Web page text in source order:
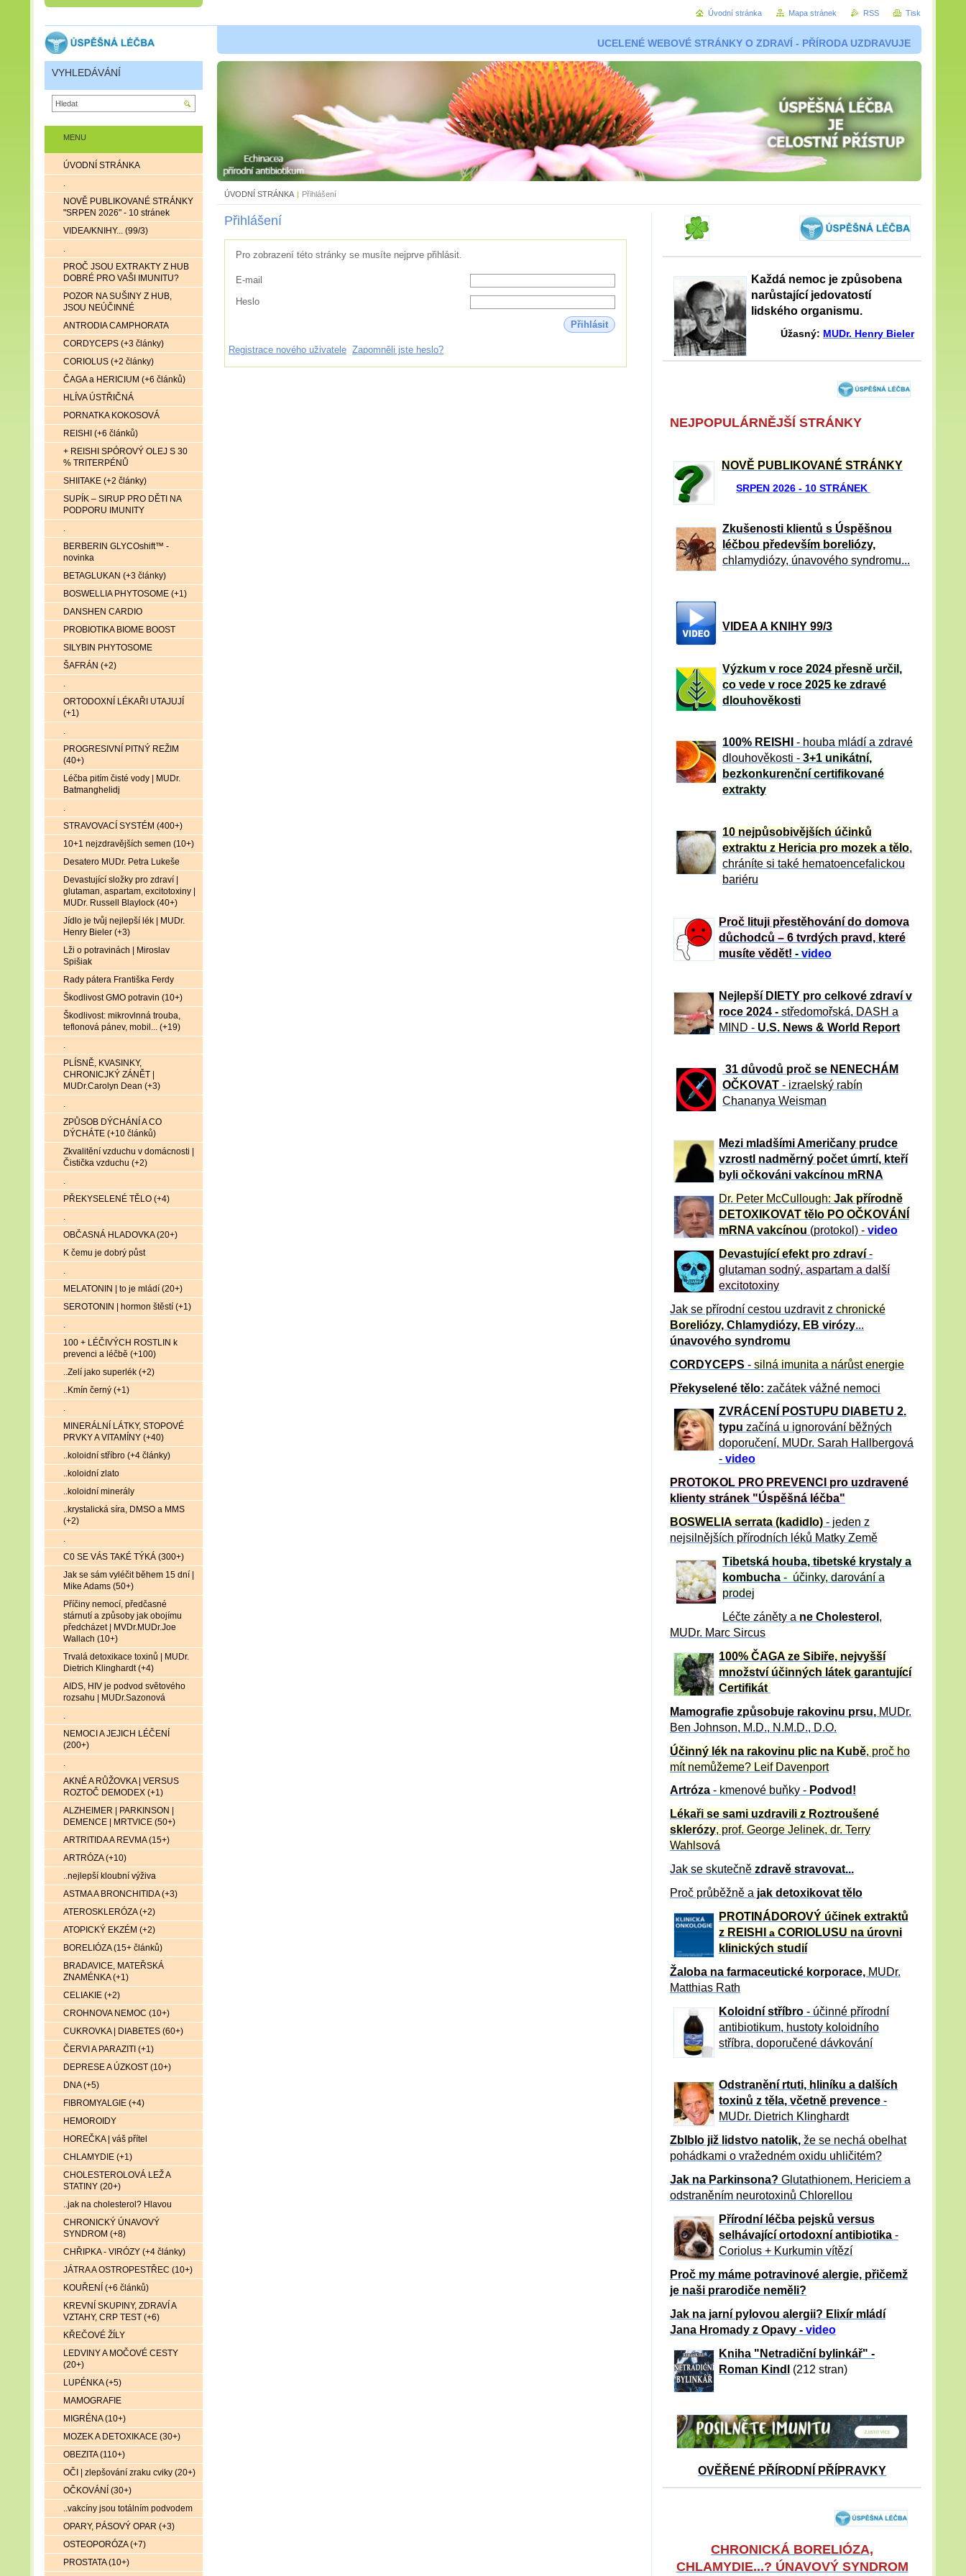
UCELENÉ WEBOVÉ STRÁNKY O ZDRAVÍ - PŘÍRODA UZDRAVUJE
ÚVODNÍ STRÁNKA | Přihlášení
Přihlášení
Pro zobrazení této stránky se musíte nejprve přihlásit.
E-mail
Heslo
Přihlásit
Registrace nového uživatele Zapomněli jste heslo?
Každá nemoc je způsobena
narůstající jedovatostí
lidského organismu.
Úžasný: MUDr. Henry Bieler
NEJPOPULÁRNĚJŠÍ STRÁNKY
NOVĚ PUBLIKOVANÉ STRÁNKY
SRPEN 2026 - 10 STRÁNEK
Zkušenosti klientů s Úspěšnou
léčbou především boreliózy,
chlamydiózy, únavového syndromu...
VIDEA A KNIHY 99/3
Výzkum v roce 2024 přesně určil,
co vede v roce 2025 ke zdravé
dlouhověkosti
100% REISHI
- houba mládí a zdravé
dlouhověkosti - 3+1 unikátní,
bezkonkurenční certifikované
extrakty
10 nejpůsobivějších účinků
extraktu z Hericia pro mozek a tělo,
chráníte si také hematoencefalickou
bariéru
Proč lituji přestěhování do domova
důchodců – 6 tvrdých pravd, které
musíte vědět! - video
Nejlepší DIETY pro celkové zdraví v
roce 2024 - středomořská, DASH a
MIND - U.S. News & World Report
31 důvod ů proč se NENECHÁM
OČKOVAT - izraelský rabín
Chananya Weisman
Mezi mladšími Američany prudce
vzrostl nadměrný počet úmrtí, kteří
byli očkováni vakcínou mRNA
Dr. Peter McCullough: Jak přírodně
DETOXIKOVAT tělo PO OČKOVÁNÍ
mRNA vakcínou (protokol) - video
Devastující efekt pro zdraví-
glutaman sodný, aspartam a další
excitotoxiny
Jak se přírodní cestou uzdravit z chronické
Boreliózy, Chlamydiózy, EB virózy...
únavového syndromu
CORDYCEPS - silná imunita a nárůst energie
Překyselené tělo: začátek vážné nemoci
ZVRÁCE NÍ POSTUPU DIABETU 2.
typu začíná u ignorování běžných
doporučení, MUDr. Sarah Hallbergová
- video
PROTOKOL PRO PREVENCI pro uzdravené
klienty stránek "Úspěšná léčba"
BOSWELIA serrata (kadidlo) - jeden z
nejsilnějších přírodních léků Matky Země
Tibetská houba, tibetské krystaly a
kombucha - účinky, darování a
prodej
Léčte záněty a ne Cholesterol ,
MUDr. Marc Sircus
100% ČAGA ze Sibiře, nejvyšší
množství účinných látek garantující
Certifikát
Mamografie způsobuje rakovinu prsu, MUDr.
Ben Johnson, M.D., N.M.D., D.O.
Účinný lék na rakovinu plic na Kubě, proč ho
mít nemůžeme? Leif Davenport
Artróza - kmenové buňky - Podvod!
Lékaři se sami uzdravili z Roztroušené
sklerózy, prof. George Jelinek, dr. Terry
Wahlsová
Jak se skutečně zdravě stravovat...
Proč průběžně a jak detoxikovat tělo
PROTINÁDOROVÝ účinek extraktů
z REISHI a CORIOLUSU na úrovni
klinických studií
Žaloba na farmaceutické korporace, MUDr.
Matthias Rath
Koloidní stříbro- účinné přírodní
antibiotikum, hustoty koloidního
stříbra, doporučené dávkování
Odstranění rtuti, hliníku a dalších
toxinů z těla, včetně prevence -
MUDr. Dietrich Klinghardt
Zblblo již lidstvo natolik, že se nechá obelhat
pohádkami o vražedném oxidu uhličitém?
Jak na Parkinsona? Glutathionem, Hericiem a
odstraněním neurotoxinů Chlorellou
Přírodní léčba pejsků versus
selhávající ortodoxní antibiotika -
Coriolus + Kurkumin vítězí
Proč my máme potravinové alergie, přičemž
je naši prarodiče neměli?
Jak na jarní pylovou alergii? Elixír mládí
Jana Hromady z Opavy - video
Kniha "Netradiční bylinkář" -
Roman Kindl
(212 stran)
OVĚŘENÉ PŘÍRODNÍ PŘÍPRAVKY
CHRONICKÁ BORELIÓZA,
CHLAMYDIE...? ÚNAVOVÝ SYNDROM
MENU
ÚVODNÍ STRÁNKA
.
NOVĚ PUBLIKOVANÉ STRÁNKY
"SRPEN 2026" - 10 stránek
VIDEA/KNIHY... (99/3)
.
PROČ JSOU EXTRAKTY Z HUB
DOBRÉ PRO VAŠI IMUNITU?
POZOR NA SUŠINY Z HUB,
JSOU NEÚČINNÉ
ANTRODIA CAMPHORATA
CORDYCEPS (+3 články)
CORIOLUS (+2 články)
ČAGA a HERICIUM (+6 článků)
HLÍVA ÚSTŘIČNÁ
PORNATKA KOKOSOVÁ
REISHI (+6 článků)
+ REISHI SPÓROVÝ OLEJ S 30
% TRITERPÉNŮ
SHIITAKE (+2 články)
SUPÍK – SIRUP PRO DĚTI NA
PODPORU IMUNITY
.
BERBERIN GLYCOshift™ -
novinka
BETAGLUKAN (+3 články)
BOSWELLIA PHYTOSOME (+1)
DANSHEN CARDIO
PROBIOTIKA BIOME BOOST
SILYBIN PHYTOSOME
ŠAFRÁN (+2)
.
ORTODOXNÍ LÉKAŘI UTAJUJÍ
(+1)
.
PROGRESIVNÍ PITNÝ REŽIM
(40+)
Léčba pitím čisté vody | MUDr.
Batmanghelidj
.
STRAVOVACÍ SYSTÉM (400+)
10+1 nejzdravějších semen (10+)
Desatero MUDr. Petra Lukeše
Devastující složky pro zdraví |
glutaman, aspartam, excitotoxiny |
MUDr. Russell Blaylock (40+)
Jídlo je tvůj nejlepší lék | MUDr.
Henry Bieler (+3)
Lži o potravinách | Miroslav
Spišiak
Rady pátera Františka Ferdy
Škodlivost GMO potravin (10+)
Škodlivost: mikrovlnná trouba,
teflonová pánev, mobil... (+19)
.
PLÍSNĚ, KVASINKY,
CHRONICJKÝ ZÁNĚT |
MUDr.Carolyn Dean (+3)
.
ZPŮSOB DÝCHÁNÍ A CO
DÝCHÁTE (+10 článků)
Zkvalitění vzduchu v domácnosti |
Čistička vzduchu (+2)
.
PŘEKYSELENÉ TĚLO (+4)
.
OBČASNÁ HLADOVKA (20+)
K čemu je dobrý půst
.
MELATONIN | to je mládí (20+)
SEROTONIN | hormon štěstí (+1)
.
100 + LÉČIVÝCH ROSTLIN k
prevenci a léčbě (+100)
..Zelí jako superlék (+2)
..Kmín černý (+1)
.
MINERÁLNÍ LÁTKY, STOPOVÉ
PRVKY A VITAMÍNY (+40)
..koloidní stříbro (+4 články)
..koloidní zlato
..koloidní minerály
..krystalická síra, DMSO a MMS
(+2)
.
C0 SE VÁS TAKÉ TÝKÁ (300+)
Jak se sám vyléčit během 15 dní |
Mike Adams (50+)
Příčiny nemocí, předčasné
stárnutí a způsoby jak obojímu
předcházet | MVDr.MUDr.Joe
Wallach (10+)
Trvalá detoxikace toxinů | MUDr.
Dietrich Klinghardt (+4)
AIDS, HIV je podvod světového
rozsahu | MUDr.Sazonová
.
NEMOCI A JEJICH LÉČENÍ
(200+)
.
AKNÉ A RŮŽOVKA | VERSUS
ROZTOČ DEMODEX (+1)
ALZHEIMER | PARKINSON |
DEMENCE | MRTVICE (50+)
ARTRITIDA A REVMA (15+)
ARTRÓZA (+10)
..nejlepší kloubní výživa
ASTMA A BRONCHITIDA (+3)
ATEROSKLERÓZA (+2)
ATOPICKÝ EKZÉM (+2)
BORELIÓZA (15+ článků)
BRADAVICE, MATEŘSKÁ
ZNAMÉNKA (+1)
CELIAKIE (+2)
CROHNOVA NEMOC (10+)
CUKROVKA | DIABETES (60+)
ČERVI A PARAZITI (+1)
DEPRESE A ÚZKOST (10+)
DNA (+5)
FIBROMYALGIE (+4)
HEMOROIDY
HOREČKA | váš přítel
CHLAMYDIE (+1)
CHOLESTEROLOVÁ LEŽ A
STATINY (20+)
..jak na cholesterol? Hlavou
CHRONICKÝ ÚNAVOVÝ
SYNDROM (+8)
CHŘIPKA - VIRÓZY (+4 články)
JÁTRA A OSTROPESTŘEC (10+)
KOUŘENÍ (+6 článků)
KREVNÍ SKUPINY, ZDRAVÍ A
VZTAHY, CRP TEST (+6)
KŘEČOVÉ ŽÍLY
LEDVINY A MOČOVÉ CESTY
(20+)
LUPÉNKA (+5)
MAMOGRAFIE
MIGRÉNA (10+)
MOZEK A DETOXIKACE (30+)
OBEZITA (110+)
OČI | zlepšování zraku cviky (20+)
OČKOVÁNÍ (30+)
..vakcíny jsou totálním podvodem
OPARY, PÁSOVÝ OPAR (+3)
OSTEOPORÓZA (+7)
PROSTATA (10+)
VYHLEDÁVÁNÍ
Úvodní stránka Mapa stránek RSS Tisk